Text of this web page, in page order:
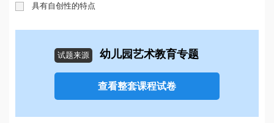
具有自创性的特点
试题来源 幼儿园艺术教育专题
查看整套课程试卷